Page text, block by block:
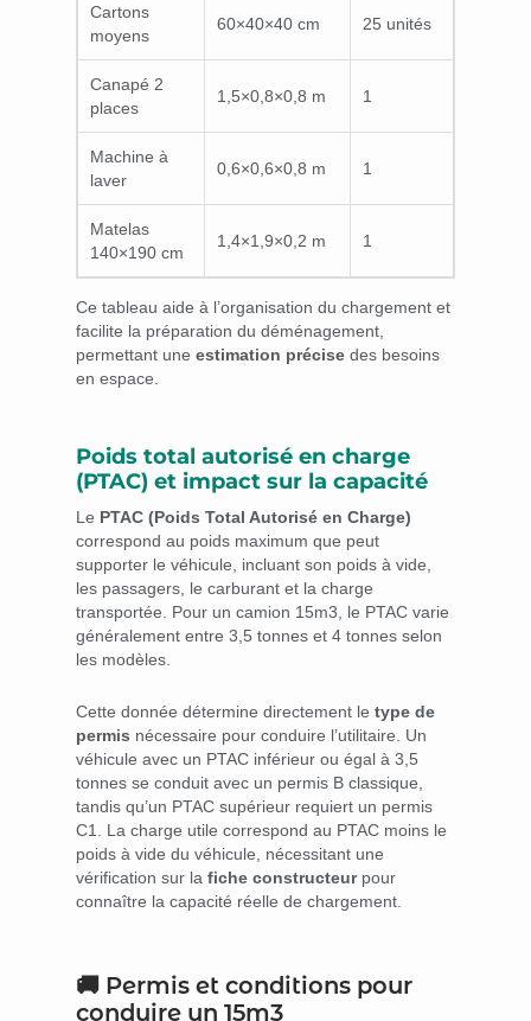
Cartons
moyens
60×40×40 cm 25 unités
Canapé 2
places
1,5×0,8×0,8 m 1
Machine à
laver
0,6×0,6×0,8 m 1
Matelas
140×190 cm
1,4×1,9×0,2 m 1
Ce tableau aide à l’organisation du chargement et
facilite la préparation du déménagement,
permettant une estimation précise des besoins
en espace.
Poids total autorisé en charge
(PTAC) et impact sur la capacité
Le PTAC (Poids Total Autorisé en Charge)
correspond au poids maximum que peut
supporter le véhicule, incluant son poids à vide,
les passagers, le carburant et la charge
transportée. Pour un camion 15m3, le PTAC varie
généralement entre 3,5 tonnes et 4 tonnes selon
les modèles.
Cette donnée détermine directement le type de
permis nécessaire pour conduire l’utilitaire. Un
véhicule avec un PTAC inférieur ou égal à 3,5
tonnes se conduit avec un permis B classique,
tandis qu’un PTAC supérieur requiert un permis
C1. La charge utile correspond au PTAC moins le
poids à vide du véhicule, nécessitant une
vérification sur la fiche constructeurpour
connaître la capacité réelle de chargement.
🚚 Permis et conditions pour
conduire un 15m3